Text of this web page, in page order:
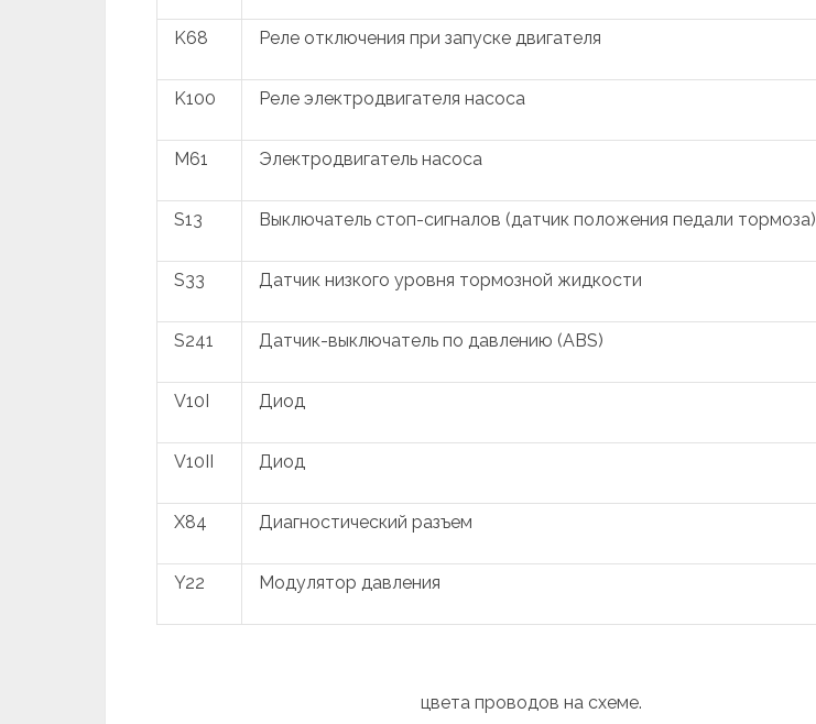
K68 Реле отключения при запуске двигателя
K100 Реле электродвигателя насоса
M61 Электродвигатель насоса
S13 Выключатель стоп-сигналов (датчик положения педали тормоза)
S33 Датчик низкого уровня тормозной жидкости
S241 Датчик-выключатель по давлению (ABS)
V10I Диод
V10II Диод
X84 Диагностический разъем
Y22 Модулятор давления
цвета проводов на схеме.